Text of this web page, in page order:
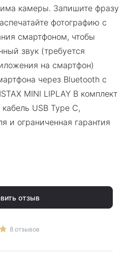
камеры. Запишите фразу
фотографию с
смартфоном, чтобы
звук (требуется
на смартфон)
через Bluetooth с
MINI LIPLAY В комплект
USB Type C,
и ограниченная гарантия
8 отзывов
отзыв